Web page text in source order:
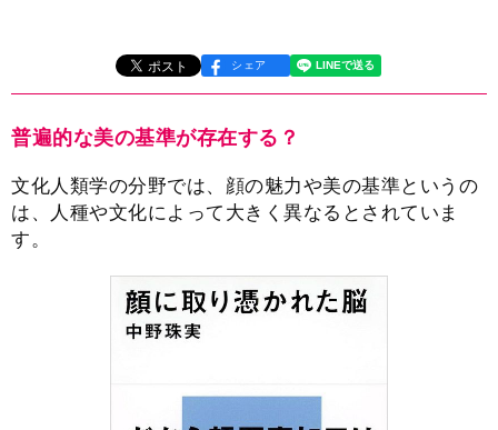
シェア
普遍的な美の基準が存在する？
文化人類学の分野では、顔の魅力や美の基準というの
は、人種や文化によって大きく異なるとされていま
す。